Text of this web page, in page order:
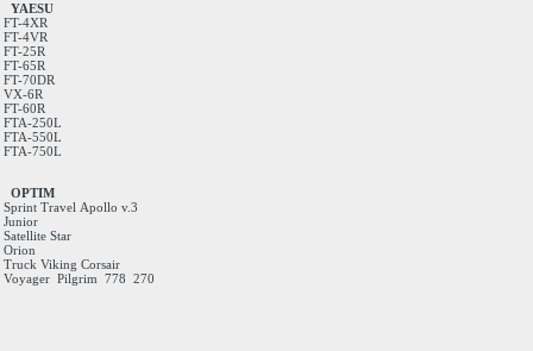
YAESU
FT-4XR
FT-4VR
FT-25R
FT-65R
FT-70DR
VX-6R
FT-60R
FTA-250L
FTA-550L
FTA-750L
OPTIM
Sprint Travel Apollo v.3
Junior
Satellite Star
Orion
Truck Viking Corsair
Voyager Pilgrim 778 270